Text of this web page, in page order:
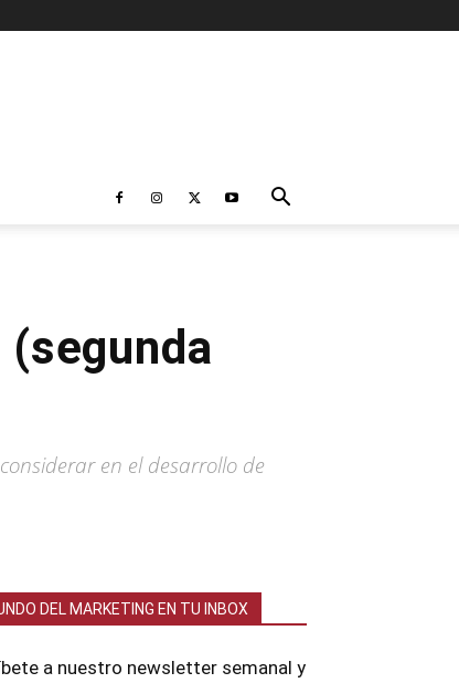
en el desarrollo de
DEL MARKETING EN TU INBOX
a nuestro newsletter semanal y